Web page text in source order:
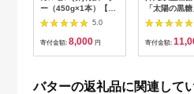
ー（450g×1本）【食
塩不使用】008-007
5.0
寄付金額: 8,000 円
「太陽の黒糖
り
寄付金額:
バターの返礼品に関連して